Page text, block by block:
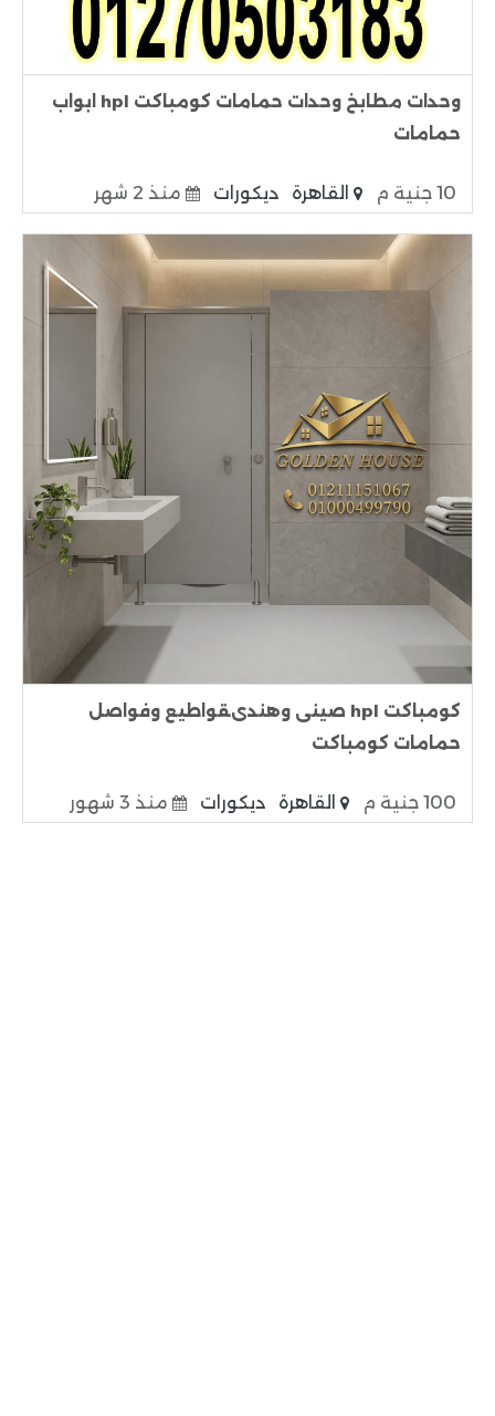
وحدات مطابخ وحدات حمامات كومباكت hpl ابواب
حمامات
10 جنية م القاهرة ديكورات منذ 2 شهر
كومباكت hpl صينى وهندىقواطيع وفواصل
حمامات كومباكت
100 جنية م القاهرة ديكورات منذ 3 شهور